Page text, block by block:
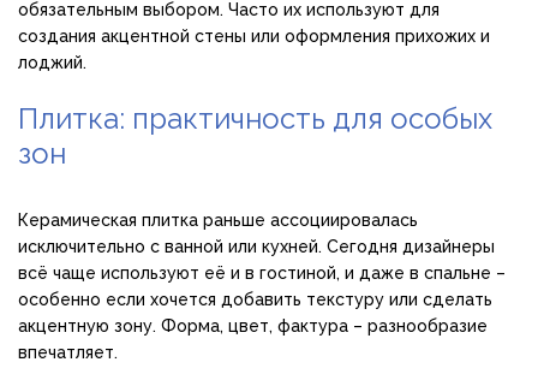
обязательным выбором. Часто их используют для
создания акцентной стены или оформления прихожих и
лоджий.
Плитка: практичность для особых
зон
Керамическая плитка раньше ассоциировалась
исключительно с ванной или кухней. Сегодня дизайнеры
всё чаще используют её и в гостиной, и даже в спальне –
особенно если хочется добавить текстуру или сделать
акцентную зону. Форма, цвет, фактура – разнообразие
впечатляет.